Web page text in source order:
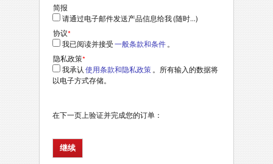
简报
请通过电子邮件发送产品信息给我 (随时...)
协议*
我已阅读并接受一般条款和条件 。
隐私政策*
我承认使用条款和隐私政策 。所有输入的数据将
以电子方式存储。
在下一页上验证并完成您的订单：